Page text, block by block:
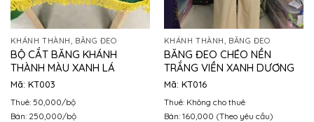
KHÁNH THÀNH, BĂNG ĐEO
BỘ CẮT BĂNG KHÁNH
THÀNH MÀU XANH LÁ
Mã: KT003
Thuê: 50,000/bộ
Bán: 250,000/bộ
KHÁNH THÀNH, BĂNG ĐEO
BĂNG ĐEO CHÉO NỀN
TRẮNG VIỀN XANH DƯƠNG
Mã: KT016
Thuê: Không cho thuê
Bán: 160,000 (Theo yêu cầu)